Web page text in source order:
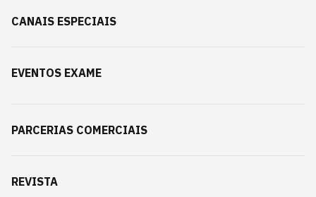
CANAIS ESPECIAIS
EVENTOS EXAME
PARCERIAS COMERCIAIS
REVISTA